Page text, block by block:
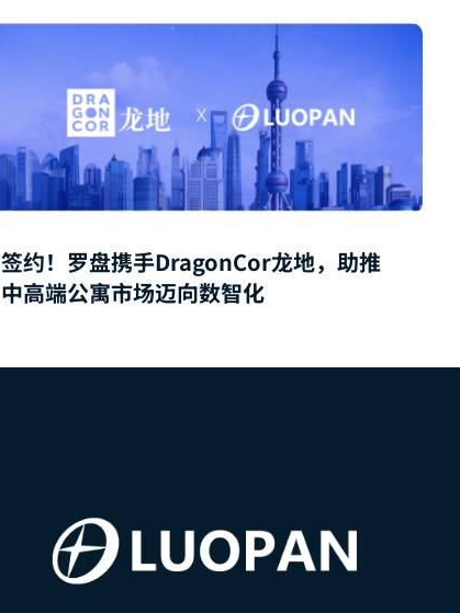
签约！罗盘携手DragonCor龙地，助推
中高端公寓市场迈向数智化